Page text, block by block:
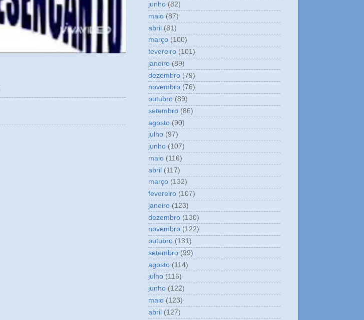
junho (82)
maio (87)
abril (81)
março (100)
fevereiro (101)
janeiro (89)
dezembro (79)
novembro (76)
outubro (89)
setembro (86)
agosto (90)
julho (97)
junho (107)
maio (116)
abril (117)
março (132)
fevereiro (107)
janeiro (123)
dezembro (130)
novembro (122)
outubro (131)
setembro (99)
agosto (114)
julho (116)
junho (122)
maio (123)
abril (127)